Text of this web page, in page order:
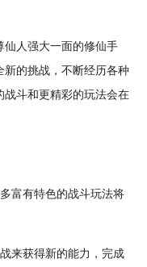
人强大一面的修仙手
新的挑战 ，不断经历各种
战斗和更精彩的玩法会在
富有特色的战斗玩法将
来获得新的能力，完成